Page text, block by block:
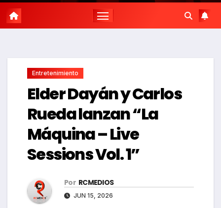
Entretenimiento
Elder Dayán y Carlos
Rueda lanzan “La
Máquina – Live
Sessions Vol. 1”
Por RCMEDIOS
JUN 15, 2026